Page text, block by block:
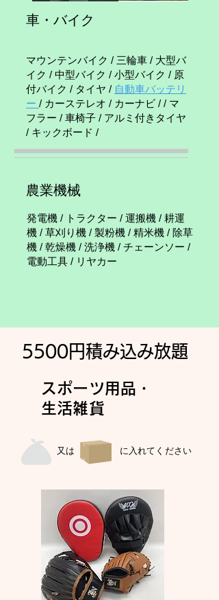
車・バイク
マウンテンバイク / 三輪車 / 大型バ
イク / 中型バイク / 小型バイク / 原
付バイク / タイヤ / 自動車バッテリ
ー / カーステレオ / カーナビ / / マ
フラー / 車椅子 / アルミ付きタイヤ
/ キックボード /
農業機械
発電機 / トラクター / 運搬機 / 耕運
機 / 草刈り機 / 製粉機 / 精米機 / 除草
機 / 乾燥機 / 洗浄機 / チェーンソー /
電動工具 / リヤカー
5500円積み込み放題
スポーツ用品・
生活雑貨
又は に入れてください